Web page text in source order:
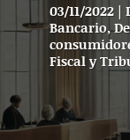
03/11/2022 |
Bancario,
Fiscal y